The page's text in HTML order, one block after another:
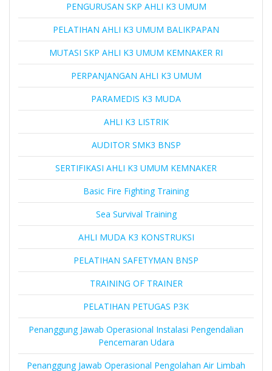
PENGURUSAN SKP AHLI K3 UMUM
PELATIHAN AHLI K3 UMUM BALIKPAPAN
MUTASI SKP AHLI K3 UMUM KEMNAKER RI
PERPANJANGAN AHLI K3 UMUM
PARAMEDIS K3 MUDA
AHLI K3 LISTRIK
AUDITOR SMK3 BNSP
SERTIFIKASI AHLI K3 UMUM KEMNAKER
Basic Fire Fighting Training
Sea Survival Training
AHLI MUDA K3 KONSTRUKSI
PELATIHAN SAFETYMAN BNSP
TRAINING OF TRAINER
PELATIHAN PETUGAS P3K
Penanggung Jawab Operasional Instalasi Pengendalian
Pencemaran Udara
Penanggung Jawab Operasional Pengolahan Air Limbah